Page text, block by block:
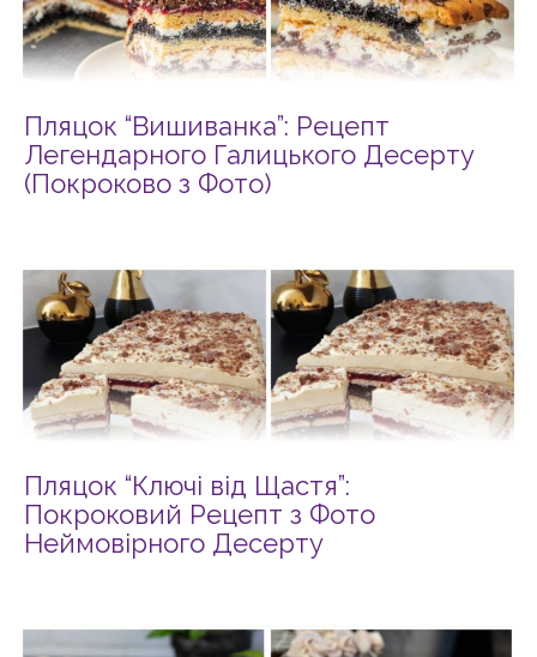
Пляцок “Вишиванка”: Рецепт
Легендарного Галицького Десерту
(Покроково з Фото)
Пляцок “Ключі від Щастя”:
Покроковий Рецепт з Фото
Неймовірного Десерту